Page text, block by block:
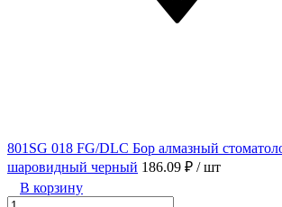
801SG 018 FG/DLC Бор алмазный
шаровидный черный 186.09 ₽ / шт
В корзину